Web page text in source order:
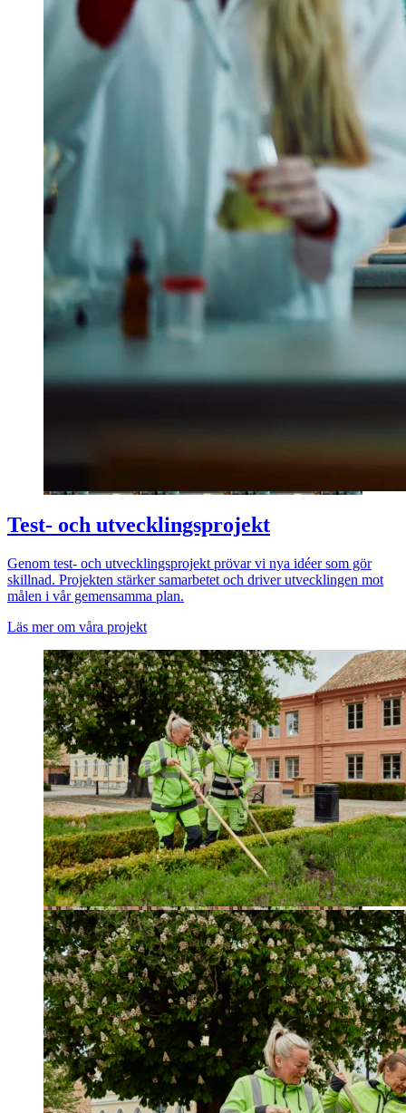
Test- och utvecklingsprojekt
Genom test- och utvecklingsprojekt prövar vi nya idéer som gör
skillnad. Projekten stärker samarbetet och driver utvecklingen mot
målen i vår gemensamma plan.
Läs mer om våra projekt